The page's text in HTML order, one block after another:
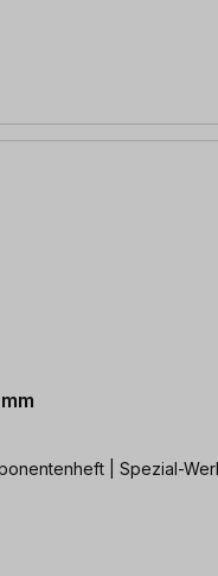
| Spezial-